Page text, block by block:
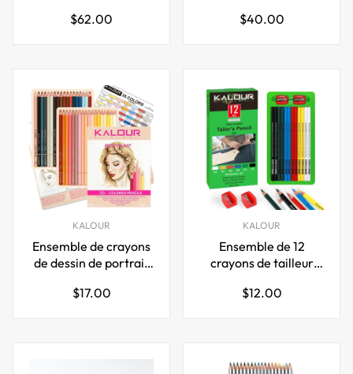
Prix
$62.00
Prix
$40.00
KALOUR
Ensemble de crayons
de dessin de portrait
peau couleur
Prix
$17.00
KALOUR
Ensemble de 12
crayons de tailleur
et tissu
Prix
$12.00